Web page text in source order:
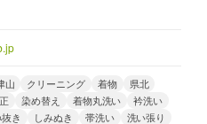
山 クリーニング 着物
県北
染め替え 着物丸洗い
衿洗い
き しみぬき 帯洗い
洗い張り